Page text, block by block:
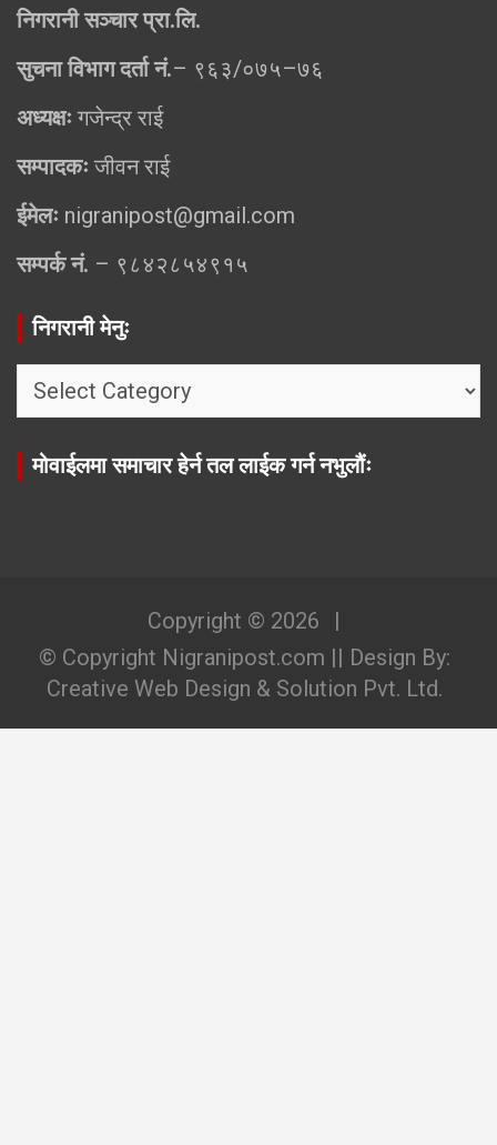
निगरानी सञ्चार प्रा.लि.
सुचना विभाग दर्ता नं.– ९६३/०७५–७६
अध्यक्षःगजेन्द्र राई
सम्पादकःजीवन राई
ईमेलः nigranipost@gmail.com
सम्पर्क नं. – ९८४२८५४९१५
निगरानी मेनुः
निगरानी
मोवाईलमा समाचार हेर्न तल लाईक गर्न नभुलौंः
Copyright © 2026
© Copyright Nigranipost.com || Design By:
Creative Web Design & Solution Pvt. Ltd.